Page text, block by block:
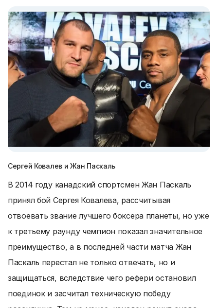
Сергей Ковалев и Жан Паскаль
В 2014 году канадский спортсмен Жан Паскаль
принял бой Сергея Ковалева, рассчитывая
отвоевать звание лучшего боксера планеты, но уже
к третьему раунду чемпион показал значительное
преимущество, а в последней части матча Жан
Паскаль перестал не только отвечать, но и
защищаться, вследствие чего рефери остановил
поединок и засчитал техническую победу